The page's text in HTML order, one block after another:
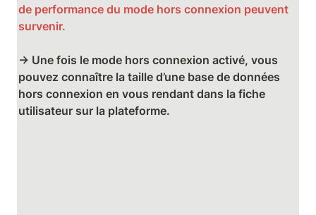
de performance du mode hors connexion peuvent
survenir.
→ Une fois le mode hors connexion activé, vous
pouvez connaître la taille d’une base de données
hors connexion en vous rendant dans la fiche
utilisateur sur la plateforme.